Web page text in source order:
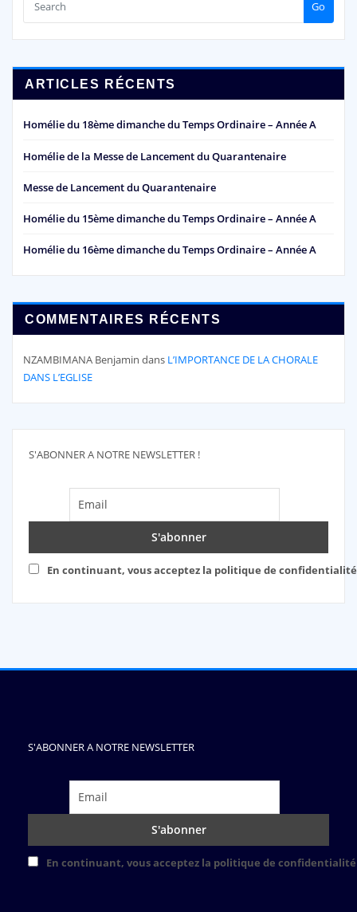
Go
ARTICLES RÉCENTS
Homélie du 18ème dimanche du Temps Ordinaire – Année A
Homélie de la Messe de Lancement du Quarantenaire
Messe de Lancement du Quarantenaire
Homélie du 15ème dimanche du Temps Ordinaire – Année A
Homélie du 16ème dimanche du Temps Ordinaire – Année A
COMMENTAIRES RÉCENTS
NZAMBIMANA Benjamin dans L’IMPORTANCE DE LA CHORALE
DANS L’EGLISE
S'ABONNER A NOTRE NEWSLETTER !
En continuant, vous acceptez la politique de confidentialité
S'ABONNER A NOTRE NEWSLETTER
En continuant, vous acceptez la politique de confidentialité